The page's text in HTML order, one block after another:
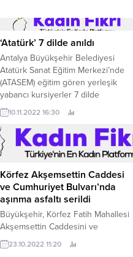
‘Atatürk’ 7 dilde anıldı
Antalya Büyükşehir Belediyesi
Atatürk Sanat Eğitim Merkezi’nde
(ATASEM) eğitim gören yerleşik
yabancı kursiyerler 7 dilde
Atatürk’ü andı.
10.11.2022 16:30
Körfez Akşemsettin Caddesi
ve Cumhuriyet Bulvarı’nda
aşınma asfaltı serildi
Büyükşehir, Körfez Fatih Mahallesi
Akşemsettin Caddesini ve
Cumhuriyet Bulvarını yeni bir
görünüme kavuşturarak prestij
23.10.2022 11:20